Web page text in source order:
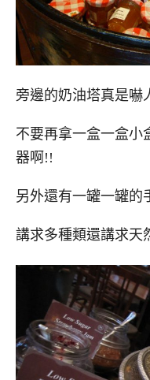
旁邊的奶油塔真是嚇
不要再拿一盒一盒小
器啊!!
另外還有一罐一罐的
講求多種類還講求天